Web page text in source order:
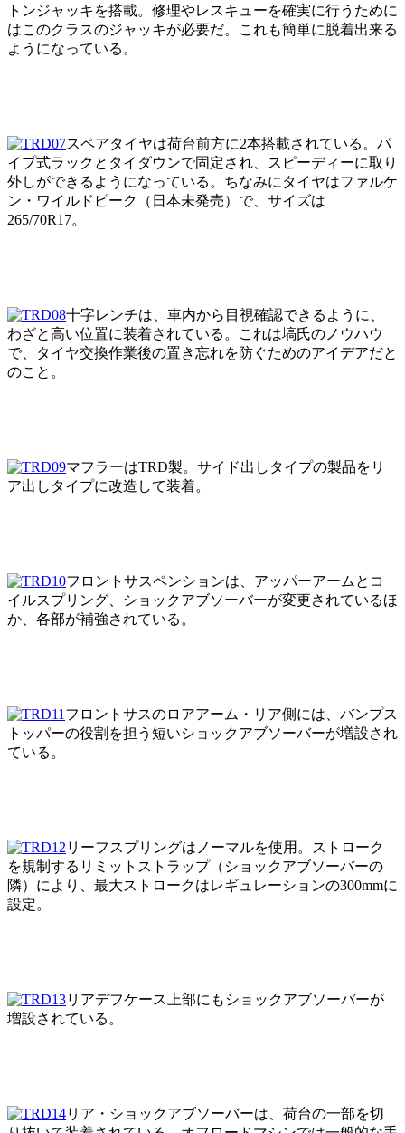
トンジャッキを搭載。修理やレスキューを確実に行うために
はこのクラスのジャッキが必要だ。これも簡単に脱着出来る
ようになっている。
スペアタイヤは荷台前方に2本搭載されている。パ
イプ式ラックとタイダウンで固定され、スピーディーに取り
外しができるようになっている。ちなみにタイヤはファルケ
ン・ワイルドピーク（日本未発売）で、サイズは
265/70R17。
十字レンチは、車内から目視確認できるように、
わざと高い位置に装着されている。これは塙氏のノウハウ
で、タイヤ交換作業後の置き忘れを防ぐためのアイデアだと
のこと。
マフラーはTRD製。サイド出しタイプの製品をリ
ア出しタイプに改造して装着。
フロントサスペンションは、アッパーアームとコ
イルスプリング、ショックアブソーバーが変更されているほ
か、各部が補強されている。
フロントサスのロアアーム・リア側には、バンプス
トッパーの役割を担う短いショックアブソーバーが増設され
ている。
リーフスプリングはノーマルを使用。ストローク
を規制するリミットストラップ（ショックアブソーバーの
隣）により、最大ストロークはレギュレーションの300mmに
設定。
リアデフケース上部にもショックアブソーバーが
増設されている。
リア・ショックアブソーバーは、荷台の一部を切